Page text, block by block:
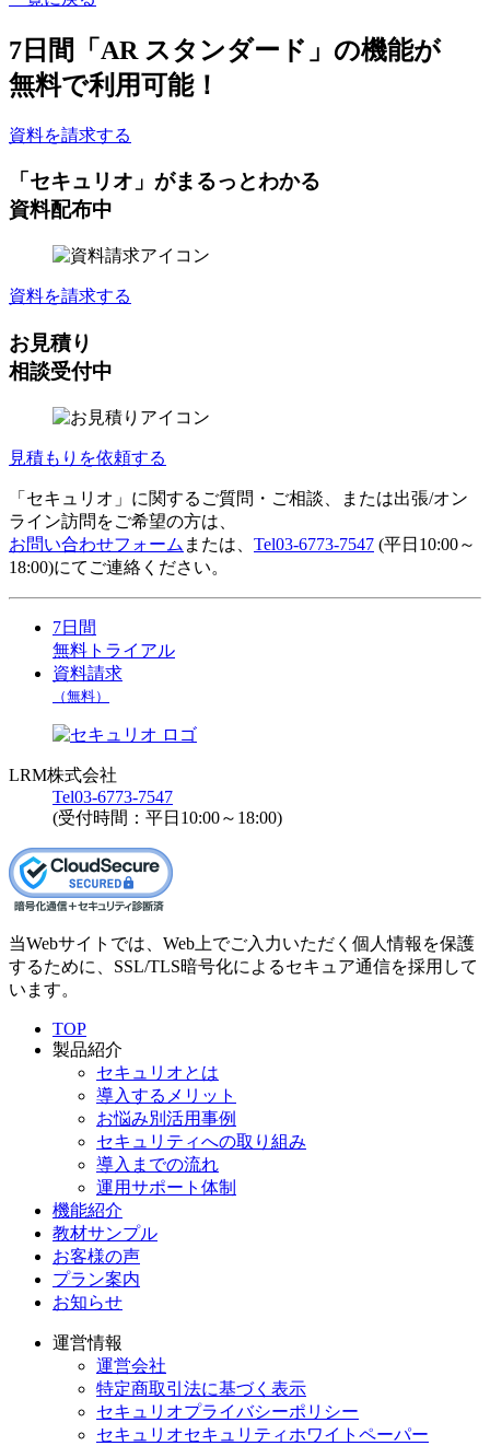
7日間
「AR スタンダード」の機能が
無料で利用可能！
資料を請求する
「セキュリオ」がまるっとわかる
資料配布中
資料を請求する
お見積り
相談受付中
見積もりを依頼する
「セキュリオ」に関するご質問・ご相談、または出張/オン
ライン訪問をご希望の方は、
お問い合わせフォーム または、 Tel03-6773-7547 (平日10:00～
18:00)にてご連絡ください。
7日間
無料トライアル
資料請求
（無料）
LRM株式会社
Tel03-6773-7547
(受付時間：平日10:00～18:00)
当Webサイトでは、Web上でご入力いただく個人情報を保護
するために、SSL/TLS暗号化によるセキュア通信を採用して
います。
TOP
製品紹介
セキュリオとは
導入するメリット
お悩み別活用事例
セキュリティへの取り組み
導入までの流れ
運用サポート体制
機能紹介
教材サンプル
お客様の声
プラン案内
お知らせ
運営情報
運営会社
特定商取引法に基づく表示
セキュリオプライバシーポリシー
セキュリオセキュリティホワイトペーパー